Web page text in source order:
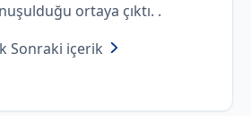
ortaya çıktı. .
Sonraki içerik